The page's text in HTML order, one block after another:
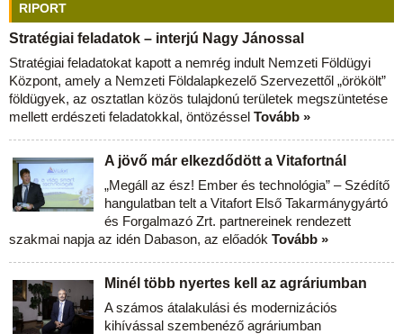
RIPORT
Stratégiai feladatok – interjú Nagy Jánossal
Stratégiai feladatokat kapott a nemrég indult Nemzeti Földügyi
Központ, amely a Nemzeti Földalapkezelő Szervezettől „örökölt”
földügyek, az osztatlan közös tulajdonú területek megszüntetése
mellett erdészeti feladatokkal, öntözéssel Tovább »
A jövő már elkezdődött a Vitafortnál
„Megáll az ész! Ember és technológia” – Szédítő
hangulatban telt a Vitafort Első Takarmánygyártó
és Forgalmazó Zrt. partnereinek rendezett
szakmai napja az idén Dabason, az előadók Tovább »
Minél több nyertes kell az agráriumban
A számos átalakulási és modernizációs
kihívással szembenéző agráriumban